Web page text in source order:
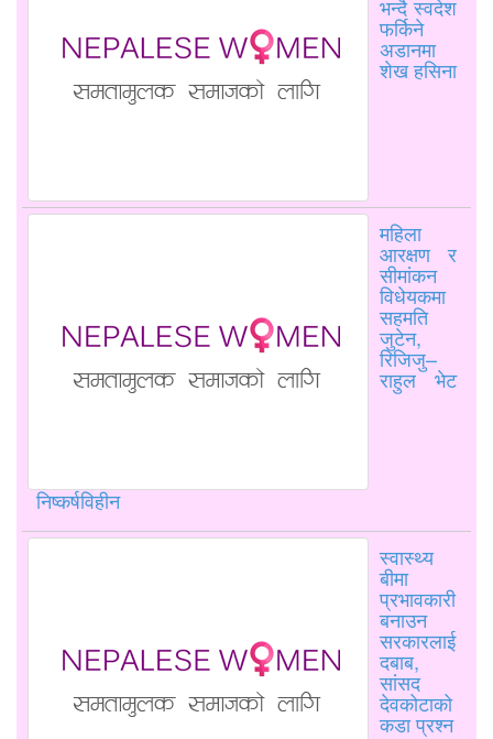
भन्दै स्वदेश
फर्किने
अडानमा
शेख हसिना
महिला
आरक्षण र
सीमांकन
विधेयकमा
सहमति
जुटेन,
रिजिजु–
राहुल भेट
निष्कर्षविहीन
स्वास्थ्य
बीमा
प्रभावकारी
बनाउन
सरकारलाई
दबाब,
सांसद
देवकोटाको
कडा प्रश्न